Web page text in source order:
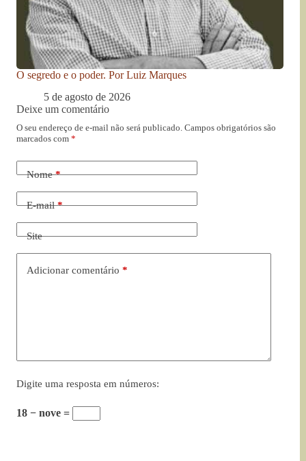
O segredo e o poder. Por Luiz Marques
5 de agosto de 2026
Deixe um comentário
O seu endereço de e-mail não será publicado. Campos obrigatórios são
marcados com *
Nome*
E-mail*
Site
Adicionar comentário *
Digite uma resposta em números:
18 − nove =